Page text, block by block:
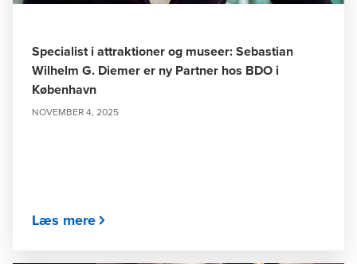
Specialist i attraktioner og museer: Sebastian
Wilhelm G. Diemer er ny Partner hos BDO i
København
NOVEMBER 4, 2025
Læs mere